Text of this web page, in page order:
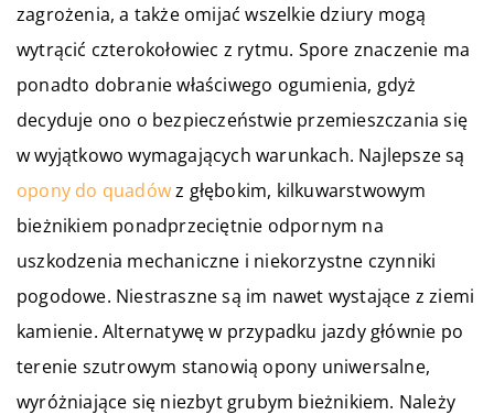
zagrożenia, a także omijać wszelkie dziury mogą
wytrącić czterokołowiec z rytmu. Spore znaczenie ma
ponadto dobranie właściwego ogumienia, gdyż
decyduje ono o bezpieczeństwie przemieszczania się
w wyjątkowo wymagających warunkach. Najlepsze są
opony do quadówz głębokim, kilkuwarstwowym
bieżnikiem ponadprzeciętnie odpornym na
uszkodzenia mechaniczne i niekorzystne czynniki
pogodowe. Niestraszne są im nawet wystające z ziemi
kamienie. Alternatywę w przypadku jazdy głównie po
terenie szutrowym stanowią opony uniwersalne,
wyróżniające się niezbyt grubym bieżnikiem. Należy